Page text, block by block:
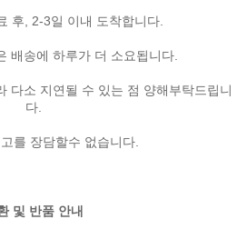
후, 2-3일 이내 도착합니다.
배송에 하루가 더 소요됩니다.
다소 지연될 수 있는 점 양해부탁드립니
다.
를 장담할수 없습니다.
및 반품 안내